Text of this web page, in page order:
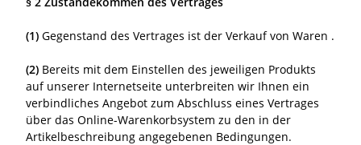
(1) Gegenstand des Vertrages ist der Verkauf von Waren .
(2) Bereits mit dem Einstellen des jeweiligen Produkts
auf unserer Internetseite unterbreiten wir Ihnen ein
verbindliches Angebot zum Abschluss eines Vertrages
über das Online-Warenkorbsystem zu den in der
Artikelbeschreibung angegebenen Bedingungen.